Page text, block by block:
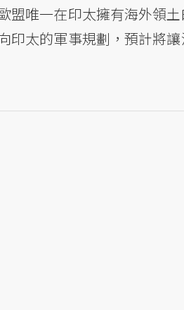
唯一在印太擁有海外領
太的軍事規劃，預計將